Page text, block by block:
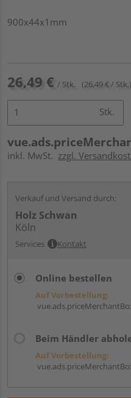
900x44x1mm
26,49 € / Stk. (26,49 € / Stk.)
Stk.
inkl. MwSt. zzgl.
Verkauf und Versand durch:
Holz Schwan
Köln
Services Kontakt
Online bestellen
Auf Vorbestellung:
Beim Händler
Auf Vorbestellung: